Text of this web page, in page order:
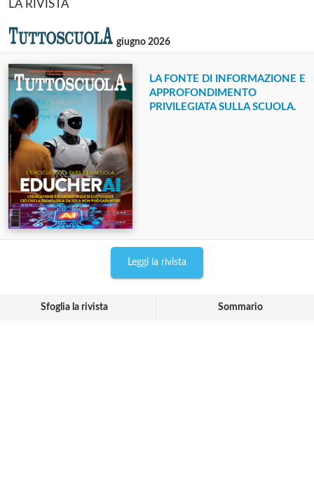
LA RIVISTA
giugno 2026
LA FONTE DI INFORMAZIONE E
APPROFONDIMENTO
PRIVILEGIATA SULLA SCUOLA.
Leggi la rivista
Sfoglia la rivista Sommario